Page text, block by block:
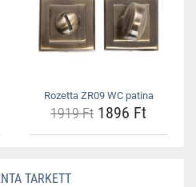
Rozetta ZR09 WC patina
1919 Ft 1896 Ft
TARKETT